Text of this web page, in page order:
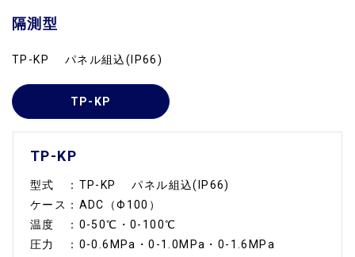
隔測型
TP-KP パネル組込(IP66)
TP-KP
TP-KP
型式 ：TP-KP パネル組込(IP66)
ケース：ADC（Φ100）
温度 ：0-50℃・0-100℃
圧力 ：0-0.6MPa・0-1.0MPa・0-1.6MPa